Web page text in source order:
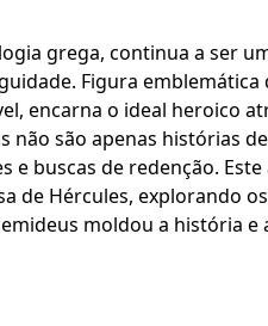
grega, continua a ser
Figura emblemática
encarna o ideal heroico
não são apenas histórias
buscas de redenção.
de Hércules, explorando
moldou a história e